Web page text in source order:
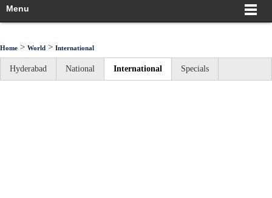
Menu
Home > World > International
Hyderabad National International Specials